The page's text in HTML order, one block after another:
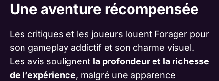
Une aventure récompensée
Les critiques et les joueurs louent Forager pour
son gameplay addictif et son charme visuel.
Les avis soulignent la profondeur et la richesse
de l’expérience, malgré une apparence